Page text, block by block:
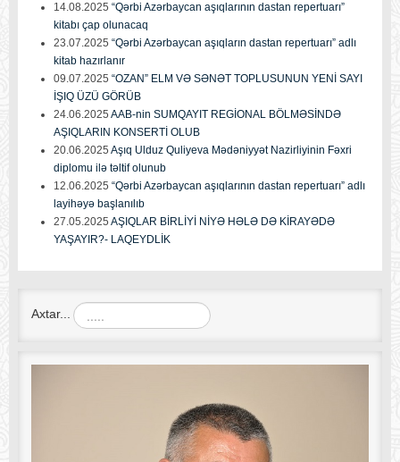
14.08.2025 “Qərbi Azərbaycan aşıqlarının dastan repertuarı”
kitabı çap olunacaq
23.07.2025 “Qərbi Azərbaycan aşıqların dastan repertuarı” adlı
kitab hazırlanır
09.07.2025 “OZAN” ELM VƏ SƏNƏT TOPLUSUNUN YENİ SAYI
İŞIQ ÜZÜ GÖRÜB
24.06.2025 AAB-nin SUMQAYIT REGİONAL BÖLMƏSİNDƏ
AŞIQLARIN KONSERTİ OLUB
20.06.2025 Aşıq Ulduz Quliyeva Mədəniyyət Nazirliyinin Fəxri
diplomu ilə təltif olunub
12.06.2025 “Qərbi Azərbaycan aşıqlarının dastan repertuarı” adlı
layihəyə başlanılıb
27.05.2025 AŞIQLAR BİRLİYİ NİYƏ HƏLƏ DƏ KİRAYƏDƏ
YAŞAYIR?- LAQEYDLİK
Axtar...